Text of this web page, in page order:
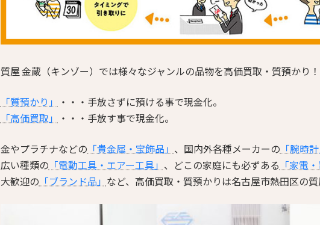
質屋 金蔵（キンゾー）では様々なジャンルの品物を高価買取・質預かり！
「質預かり」
・・・手放さずに預ける事で現金化。
「高価買取」
・・・手放す事で現金化。
金やプラチナなどの 「貴金属・宝飾品」 、国内外各種メーカーの 「腕時計
広い種類の 「電動工具・エアー工具」 、どこの家庭にも必ずある 「家電
大歓迎の 「ブランド品」 など、高価買取・質預かりは名古屋市熱田区の質